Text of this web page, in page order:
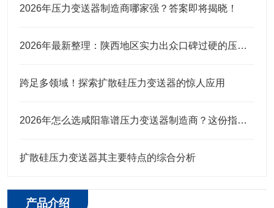
2026年压力变送器制造商哪家强？答案即将揭晓！
2026年最新整理：陕西地区实力出众口碑过硬的压力变送器品牌
跨足多领域！探索扩散硅压力变送器的惊人应用
2026年怎么选咸阳靠谱压力变送器制造商？这份指南帮你轻松避坑
扩散硅压力变送器其主要特点的综合分析
产品介绍